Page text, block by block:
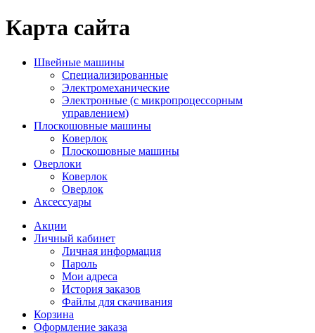
Карта сайта
Швейные машины
Специализированные
Электромеханические
Электронные (с микропроцессорным
управлением)
Плоскошовные машины
Коверлок
Плоскошовные машины
Оверлоки
Коверлок
Оверлок
Аксессуары
Акции
Личный кабинет
Личная информация
Пароль
Мои адреса
История заказов
Файлы для скачивания
Корзина
Оформление заказа